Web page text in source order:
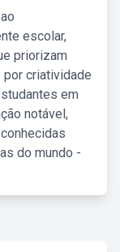
escolar,
priorizam
criatividade
em
notável,
do mundo -